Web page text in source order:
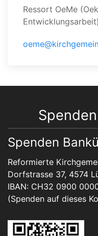
Ressort OeMe
Entwicklungsarbeit)
Spenden
Reformierte
Dorfstrasse 37, 4574
IBAN: CH32 0900
(Spenden auf dieses